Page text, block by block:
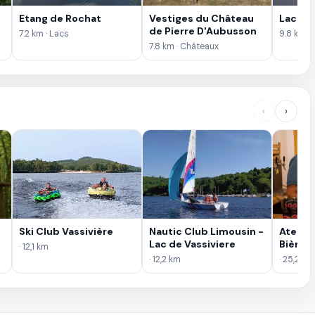
Etang de Rochat
7.2 km · Lacs
Vestiges du Château
de Pierre D'Aubusson
7.8 km · Châteaux
Lac de
9.8 km ·
‹ ›
Ski Club Vassivière
· 12,1 km
Nautic Club Limousin -
Lac de Vassiviere
· 12,2 km
Atelier
Bière à
· 25,2 km